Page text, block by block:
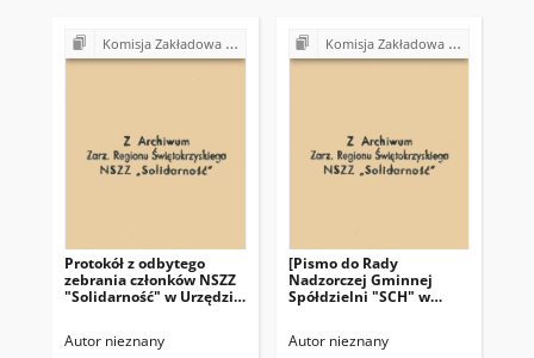
Komisja Zakładowa NSZZ "Solidarność" przy Urzędzie Gminy w Bodzentynie
Protokół z odbytego
zebrania członków NSZZ
"Solidarność" w Urzędzie
Autor nieznany
Komisja Zakładowa NSZZ "Solidarność" przy Urzędzie Gminy w Bodzentynie
[Pismo do Rady
Nadzorczej Gminnej
Spółdzielni "SCH" w
"Solidarność" w
Autor nieznany